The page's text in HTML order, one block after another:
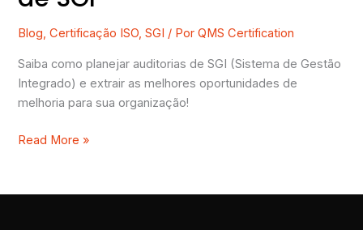
Blog,Certificação ISO,SGI / PorQMS Certification
Saiba como planejar auditorias de SGI (Sistema de Gestão
Integrado) e extrair as melhores oportunidades de
melhoria para sua organização!
Read More »